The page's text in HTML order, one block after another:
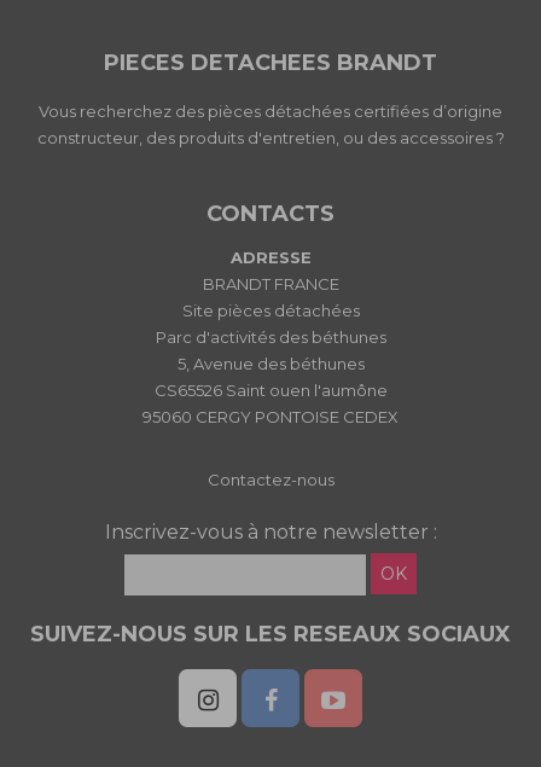
PIECES DETACHEES BRANDT
Vous recherchez des pièces détachées certifiées d’origine
constructeur, des produits d'entretien, ou des accessoires ?
CONTACTS
ADRESSE
BRANDT FRANCE
Site pièces détachées
Parc d'activités des béthunes
5, Avenue des béthunes
CS65526 Saint ouen l'aumône
95060 CERGY PONTOISE CEDEX
Contactez-nous
Inscrivez-vous à notre newsletter :
OK
SUIVEZ-NOUS SUR LES RESEAUX SOCIAUX